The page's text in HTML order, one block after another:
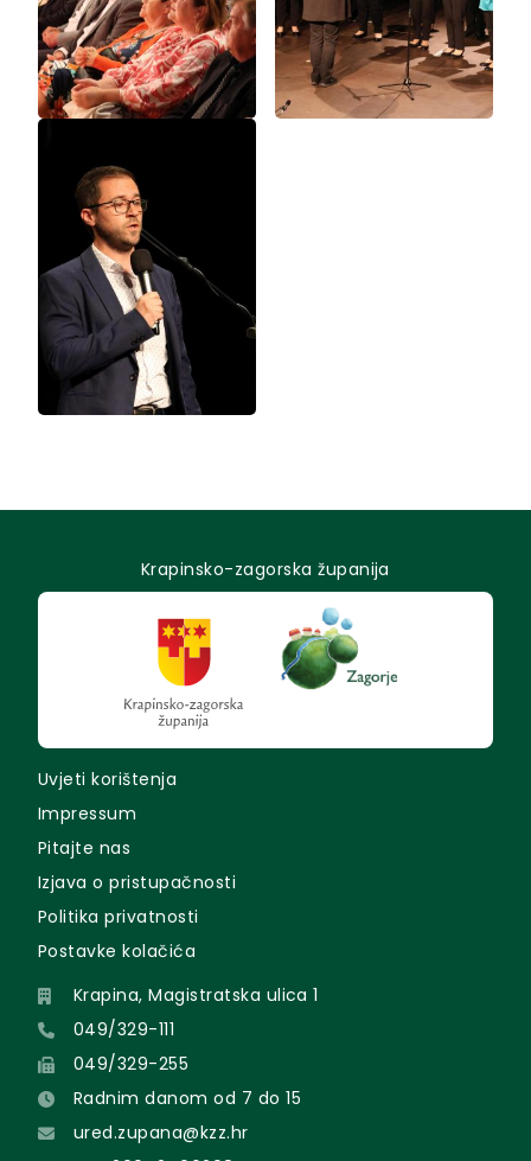
Krapinsko-zagorska županija
Uvjeti korištenja
Impressum
Pitajte nas
Izjava o pristupačnosti
Politika privatnosti
Postavke kolačića
Krapina, Magistratska ulica 1
049/329-111
049/329-255
Radnim danom od 7 do 15
ured.zupana@kzz.hr